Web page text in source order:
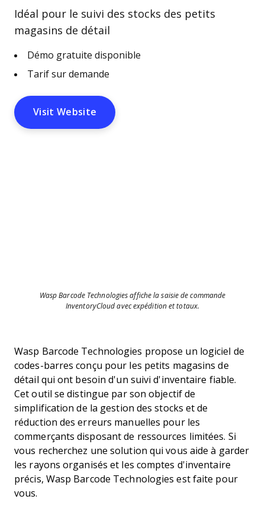
Idéal pour le suivi des stocks des petits
magasins de détail
Démo gratuite disponible
Tarif sur demande
Visit Website
Wasp Barcode Technologies affiche la saisie de commande
InventoryCloud avec expédition et totaux.
Wasp Barcode Technologies propose un logiciel de
codes-barres conçu pour les petits magasins de
détail qui ont besoin d'un suivi d'inventaire fiable.
Cet outil se distingue par son objectif de
simplification de la gestion des stocks et de
réduction des erreurs manuelles pour les
commerçants disposant de ressources limitées. Si
vous recherchez une solution qui vous aide à garder
les rayons organisés et les comptes d'inventaire
précis, Wasp Barcode Technologies est faite pour
vous.